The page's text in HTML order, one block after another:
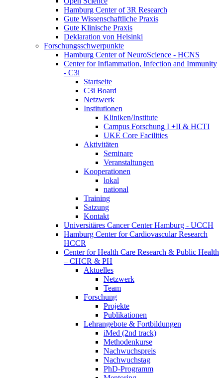
Hamburg Center of 3R Research
Gute Wissenschaftliche Praxis
Gute Klinische Praxis
Deklaration von Helsinki
Forschungsschwerpunkte
Hamburg Center of NeuroScience - HCNS
Center for Inflammation, Infection and Immunity
- C3i
Startseite
C3i Board
Netzwerk
Institutionen
Kliniken/Institute
Campus Forschung I +II & HCTI
UKE Core Facilities
Aktivitäten
Seminare
Veranstaltungen
Kooperationen
lokal
national
Training
Satzung
Kontakt
Universitäres Cancer Center Hamburg - UCCH
Hamburg Center for Cardiovascular Research
HCCR
Center for Health Care Research & Public Health
– CHCR & PH
Aktuelles
Netzwerk
Team
Forschung
Projekte
Publikationen
Lehrangebote & Fortbildungen
iMed (2nd track)
Methodenkurse
Nachwuchspreis
Nachwuchstag
PhD-Programm